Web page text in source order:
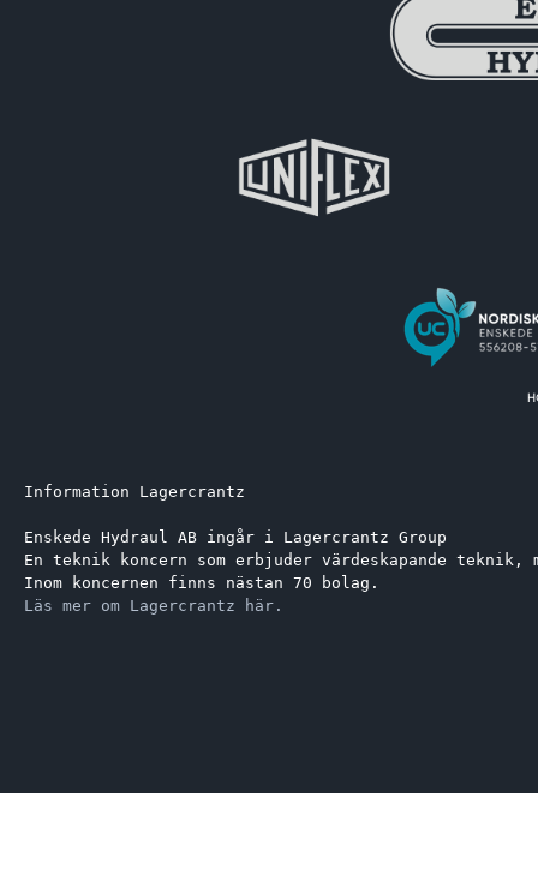
Information Lagercrantz
Enskede Hydraul AB ingår i Lagercrantz Group
En teknik koncern som erbjuder värdeskapande
Inom koncernen finns nästan 70 bolag.
Läs mer om Lagercrantz här.